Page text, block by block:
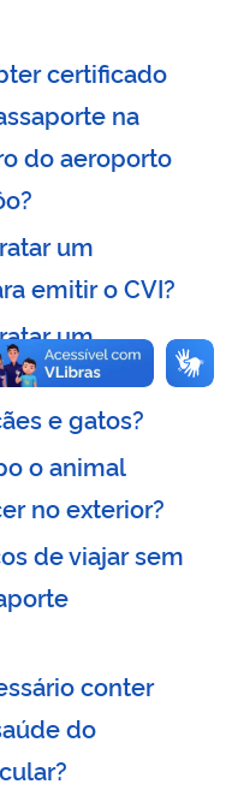
certificado
na
do aeroporto
um
emitir o CVI?
um
emitir o
e gatos?
o animal
no exterior?
de viajar sem
conter
do